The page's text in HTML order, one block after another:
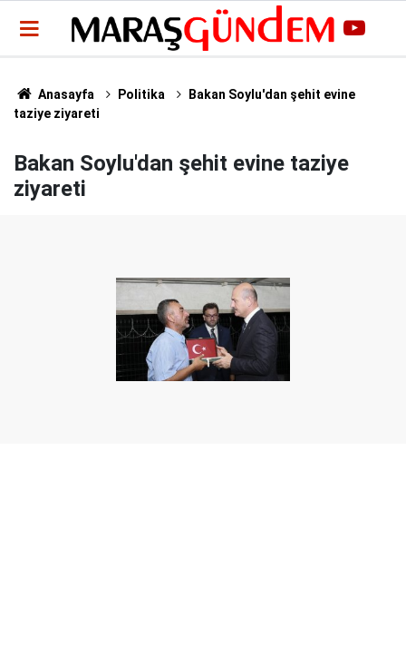
Anasayfa Politika
Bakan Soylu'dan şehit evine
taziye ziyareti
Bakan Soylu'dan şehit evine taziye
ziyareti